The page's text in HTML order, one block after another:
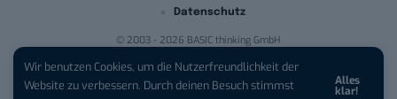
Wir benutzen Cookies, um die Nutzerfreundlichkeit der
Website zu verbessern. Durch deinen Besuch stimmst
Alles
klar!
© 2003 - 2026 BASIC thinking GmbH
Datenschutz
iPhone 17 Pro sichern:Für 1 € +